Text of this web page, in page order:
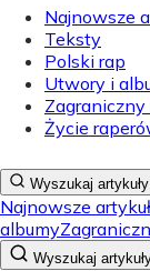
Najnowsze
Teksty
Polski rap
Utwory i
Zagraniczny
Życie
Wyszukaj artykuły
Najnowsze
albumy
Wyszukaj